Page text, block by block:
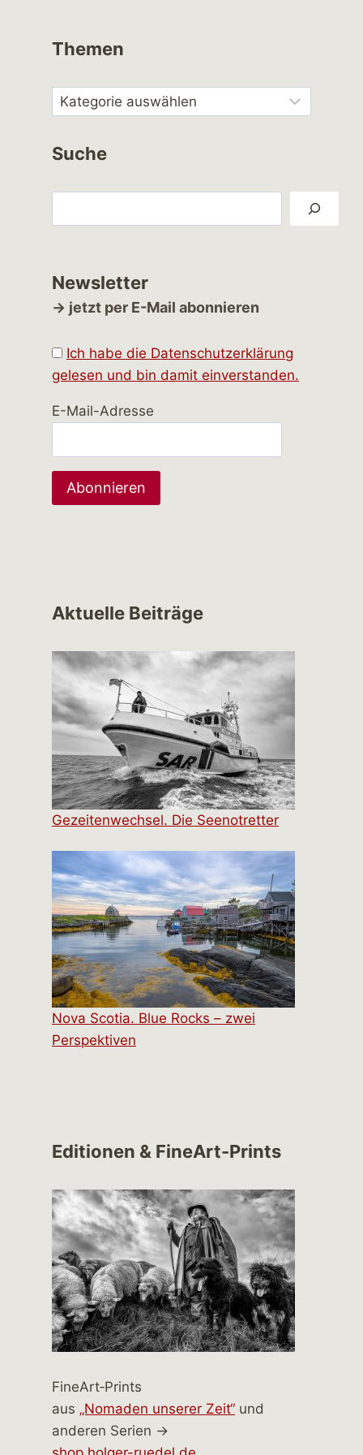
Themen
Suche
Newsletter
→ jetzt per E-Mail abonnieren
Ich habe die Datenschutzerklärung
gelesen und bin damit einverstanden.
E-Mail-Adresse
Aktuelle Beiträge
Gezeitenwechsel. Die Seenotretter
Nova Scotia. Blue Rocks – zwei
Perspektiven
Editionen & FineArt-Prints
FineArt‑Prints
aus „Nomaden unserer Zeit“ und
anderen Serien →